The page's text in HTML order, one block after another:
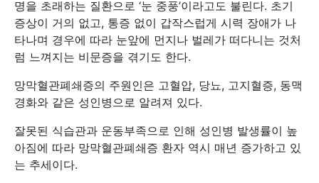
명을 초래하는 질환으로 ‘눈 중풍’이라고도 불린다. 초기
증상이 거의 없고, 통증 없이 갑작스럽게 시력 장애가 나
타나며 경우에 따라 눈앞에 먼지나 벌레가 떠다니는 것처
럼 느껴지는 비문증을 겪기도 한다.
망막혈관폐쇄증의 주원인은 고혈압, 당뇨, 고지혈증, 동맥
경화와 같은 성인병으로 알려져 있다.
잘못된 식습관과 운동부족으로 인해 성인병 발생률이 높
아짐에 따라 망막혈관폐쇄증 환자 역시 매년 증가하고 있
는 추세이다.